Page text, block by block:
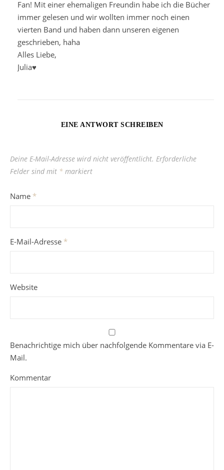
Fan! Mit einer ehemaligen Freundin habe ich die Bücher
immer gelesen und wir wollten immer noch einen
vierten Band und haben dann unseren eigenen
geschrieben, haha
Alles Liebe,
Julia♥
EINE ANTWORT SCHREIBEN
Deine E-Mail-Adresse wird nicht veröffentlicht. Erforderliche
Felder sind mit * markiert
Name *
E-Mail-Adresse *
Website
Benachrichtige mich über nachfolgende Kommentare via E-
Mail.
Kommentar